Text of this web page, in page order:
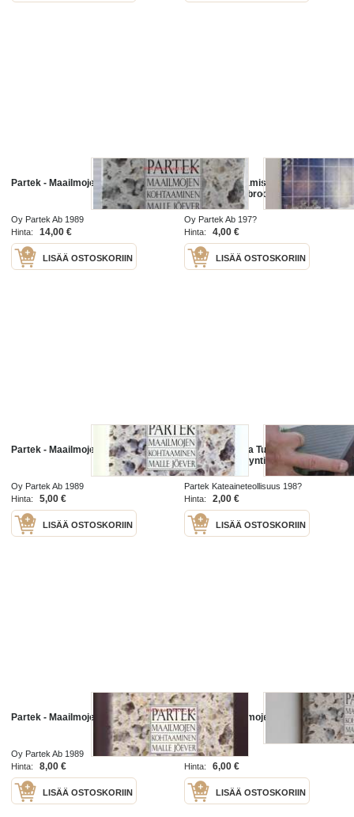
Partek - Maailmojen kohtaaminen
Oy Partek Ab 1989
Hinta:
14,00 €
LISÄÄ OSTOSKORIIN
Partek - Keraamiset Pukkila laatat
-myyntiesite / brochure
Oy Partek Ab 197?
Hinta:
4,00 €
LISÄÄ OSTOSKORIIN
Partek - Maailmojen kohtaaminen
Oy Partek Ab 1989
Hinta:
5,00 €
LISÄÄ OSTOSKORIIN
Partek Vartti- ja Tuplavartti
kattolevyt -myyntiesite
Partek Kateaineteollisuus 198?
Hinta:
2,00 €
LISÄÄ OSTOSKORIIN
Partek - Maailmojen kohtaaminen
Oy Partek Ab 1989
Hinta:
8,00 €
LISÄÄ OSTOSKORIIN
Partek : maailmojen kohtaaminen
Partek 1989
Hinta:
6,00 €
LISÄÄ OSTOSKORIIN